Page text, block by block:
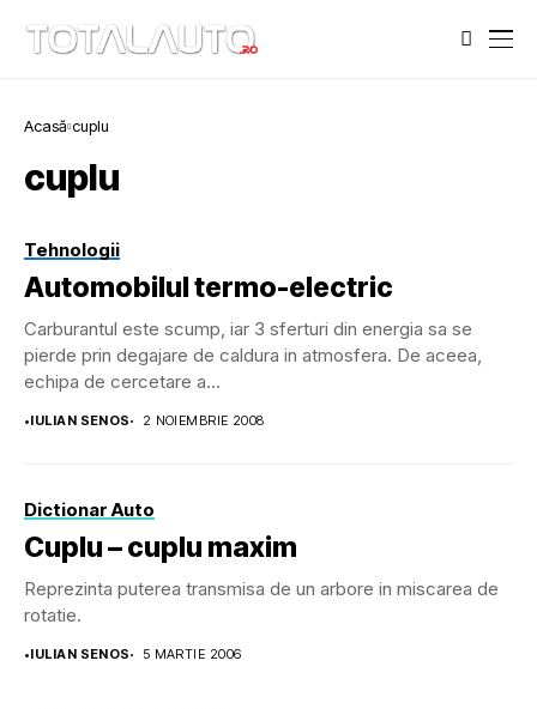
Acasă cuplu
cuplu
Tehnologii
Automobilul termo-electric
Carburantul este scump, iar 3 sferturi din energia sa se
pierde prin degajare de caldura in atmosfera. De aceea,
echipa de cercetare a...
•IULIAN SENOS 2 NOIEMBRIE 2008
Dictionar Auto
Cuplu – cuplu maxim
Reprezinta puterea transmisa de un arbore in miscarea de
rotatie.
•IULIAN SENOS 5 MARTIE 2006